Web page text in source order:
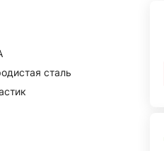
сталь